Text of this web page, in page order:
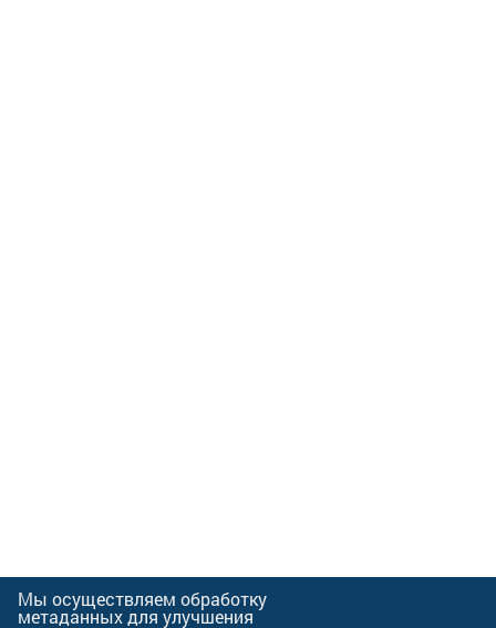
Мы осуществляем обработку
метаданных для улучшения